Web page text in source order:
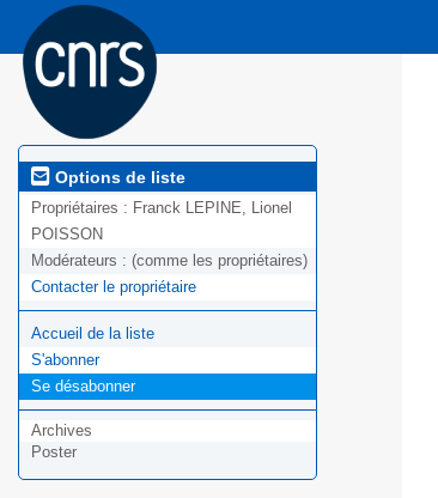
Options de liste
Propriétaires : Franck LEPINE, Lionel
POISSON
Modérateurs : (comme les propriétaires)
Contacter le propriétaire
Accueil de la liste
S'abonner
Se désabonner
Archives
Poster